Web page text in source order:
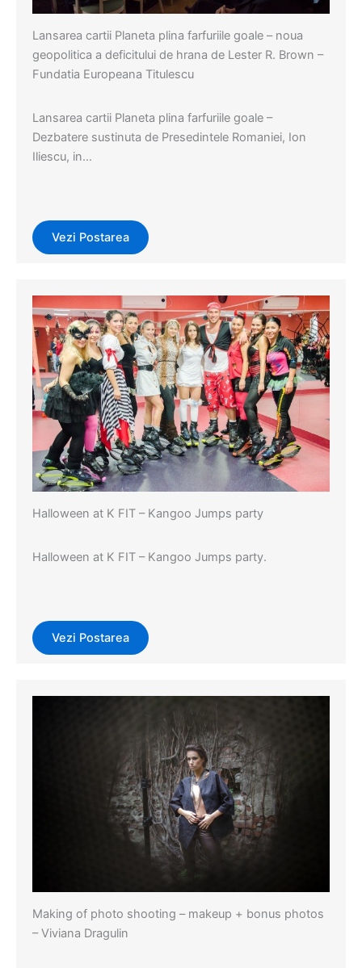
Lansarea cartii Planeta plina farfuriile goale – noua
geopolitica a deficitului de hrana de Lester R. Brown –
Fundatia Europeana Titulescu
Evenimente,Events
Lansarea cartii Planeta plina farfuriile goale –
Dezbatere sustinuta de Presedintele Romaniei, Ion
Iliescu, in…
Vezi Postarea
Halloween at K FIT – Kangoo Jumps party
Evenimente,Events
Halloween at K FIT – Kangoo Jumps party.
Vezi Postarea
Making of photo shooting – makeup + bonus photos
– Viviana Dragulin